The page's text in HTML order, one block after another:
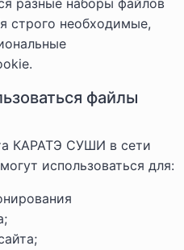
разные наборы файлов
строго необходимые,
файлы
КАРАТЭ СУШИ в сети
использоваться для: